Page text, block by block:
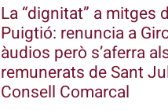
La “dignitat” a mitges
Puigtió: renuncia a
àudios però s’aferra
remunerats de Sant
Consell Comarcal